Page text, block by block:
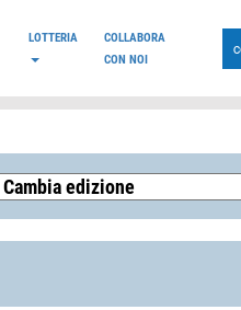
LOTTERIA
COLLABORA
CON NOI